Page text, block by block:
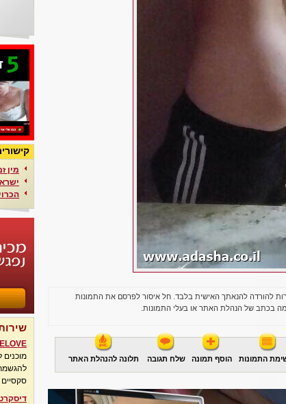
להורדה להנאתך האישית בלבד. חל איסור לפרסם את התמונות
בכתב של הנהלת האתר או בעלי התמונות.
התמונות הוסף תמונה שלח תגובה תלונה להנהלת האתר
מין